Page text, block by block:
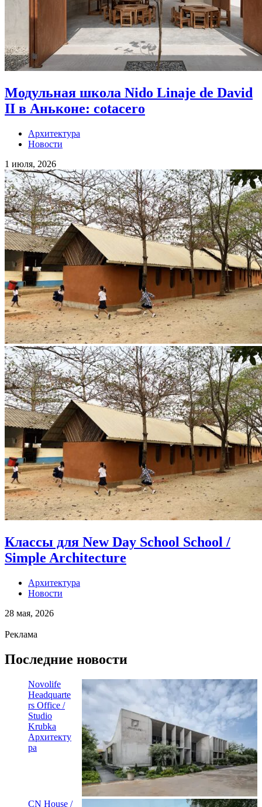
Модульная школа Nido Linaje de David
II в Аньконе: cotacero
Архитектура
Новости
1 июля, 2026
Классы для New Day School School /
Simple Architecture
Архитектура
Новости
28 мая, 2026
Реклама
Последние новости
Novolife
Headquarte
rs Office /
Studio
Krubka
Архитекту
ра
CN House /